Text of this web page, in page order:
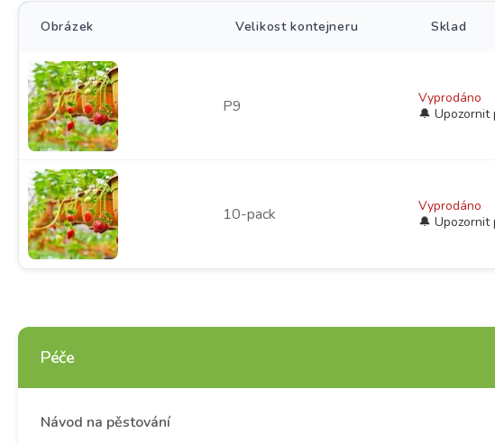
Obrázek Velikost kontejneru Sklad
P9 Vyprodáno
10-pack Vyprodáno
Péče
Návod na pěstování